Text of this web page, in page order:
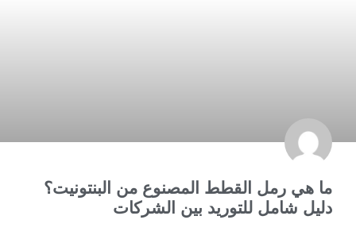
ما هي رمل القطط المصنوع من البنتونيت؟
دليل شامل للتوريد بين الشركات